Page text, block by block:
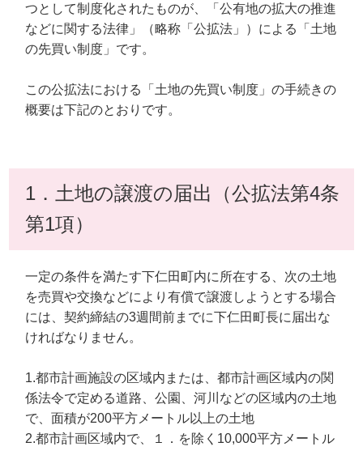
つとして制度化されたものが、「公有地の拡大の推進
などに関する法律」（略称「公拡法」）による「土地
の先買い制度」です。
この公拡法における「土地の先買い制度」の手続きの
概要は下記のとおりです。
1．土地の譲渡の届出（公拡法第4条
第1項）
一定の条件を満たす下仁田町内に所在する、次の土地
を売買や交換などにより有償で譲渡しようとする場合
には、契約締結の3週間前までに下仁田町長に届出な
ければなりません。
1.都市計画施設の区域内または、都市計画区域内の関
係法令で定める道路、公園、河川などの区域内の土地
で、面積が200平方メートル以上の土地
2.都市計画区域内で、１．を除く10,000平方メートル